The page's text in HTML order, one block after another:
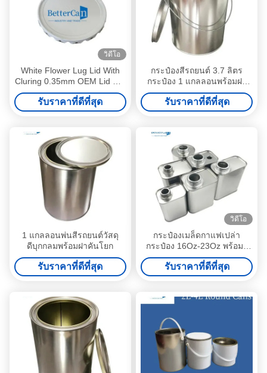
วิดีโอ
White Flower Lug Lid With
Cluring 0.35mm OEM Lid For
Tin Pail 0.38mm Thickness
รับราคาที่ดีที่สุด
กระป๋องสีรถยนต์ 3.7 ลิตร
กระป๋อง 1 แกลลอนพร้อมฝา
แบบก้านโยก
รับราคาที่ดีที่สุด
1 แกลลอนพ่นสีรถยนต์วัสดุ
ดีบุกกลมพร้อมฝาคันโยก
รับราคาที่ดีที่สุด
วิดีโอ
กระป๋องเมล็ดกาแฟเปล่า
กระป๋อง 16Oz-23Oz พร้อมรู
ระบาย / วาล์วไอเสีย
รับราคาที่ดีที่สุด